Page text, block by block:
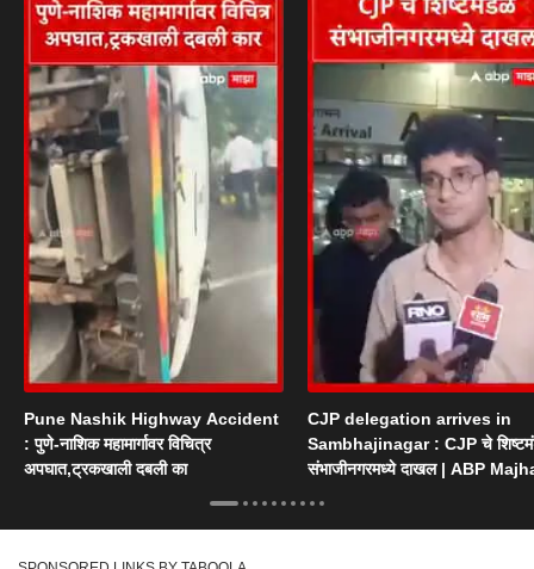
Pune Nashik Highway Accident
: पुणे-नाशिक महामार्गावर विचित्र
अपघात,ट्रकखाली दबली का
CJP delegation arrives in
Sambhajinagar : CJP चे
संभाजीनगरमध्ये दाखल | ABP